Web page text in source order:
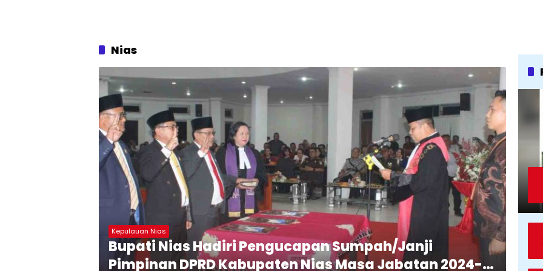
Nias
Kepulauan Nias
Bupati Nias Hadiri Pengucapan Sumpah/Janji
Pimpinan DPRD Kabupaten Nias Masa Jabatan 2024-